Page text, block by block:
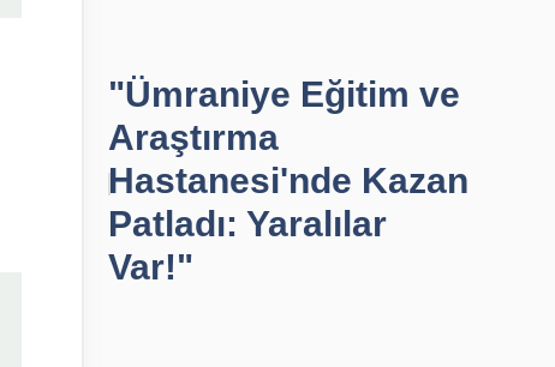
"Ümraniye Eğitim ve
Araştırma
Hastanesi'nde Kazan
Patladı: Yaralılar
Var!"